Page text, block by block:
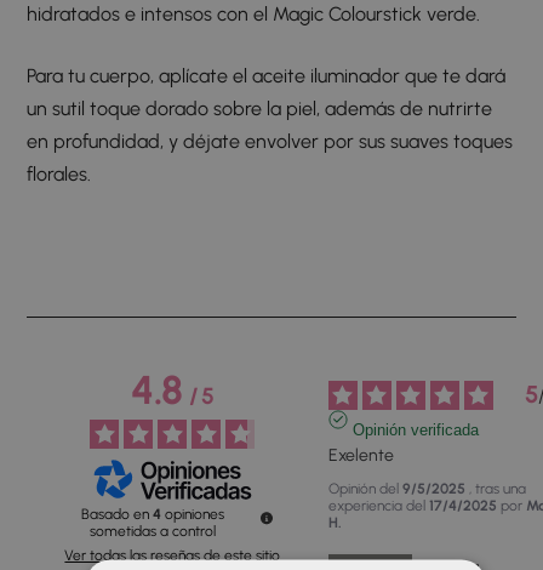
hidratados e intensos con el Magic Colourstick verde.
Para tu cuerpo, aplícate el aceite iluminador que te dará
un sutil toque dorado sobre la piel, además de nutrirte
en profundidad, y déjate envolver por sus suaves toques
florales.
4.8/5
Basado en4 opiniones
sometidas a control
Ver todas las reseñas de este sitio
5
Opinión verificada
Exelente
Opinión del 9/5/2025 , tras una
experiencia del 17/4/2025 por
H.